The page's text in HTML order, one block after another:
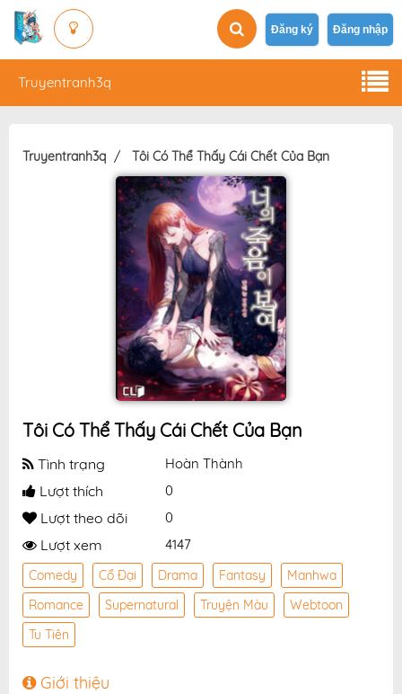
Đăng ký Đăng nhập
Truyentranh3q
Truyentranh3q Tôi Có Thể Thấy Cái Chết Của Bạn
Tôi Có Thể Thấy Cái Chết Của Bạn
Tình trạng Hoàn Thành
Lượt thích 0
Lượt theo dõi 0
Lượt xem 4147
Comedy Cổ Đại Drama Fantasy
Manhwa
Romance
Supernatural Truyện Màu
Webtoon
Tu Tiên
Giới thiệu